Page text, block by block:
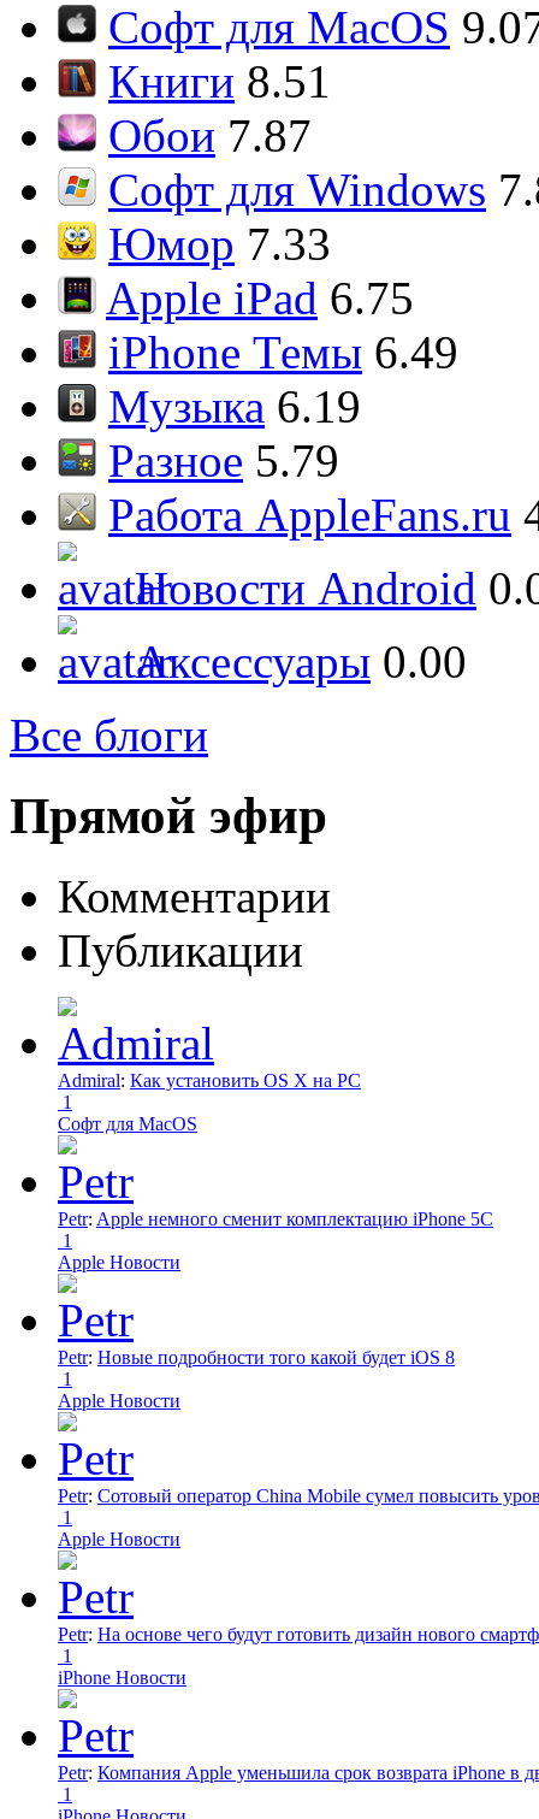
Софт для MacOS
Книги 8.51
Обои 7.87
Софт для Windows
Юмор 7.33
Apple iPad 6.75
iPhone Темы 6.49
Музыка 6.19
Разное 5.79
Работа AppleFans.ru
Новости Android
Аксессуары 0.00
Все блоги
Прямой эфир
Комментарии
Публикации
Admiral: Как установить OS X на PC
1
Софт для MacOS
Petr: Apple немного сменит комплектацию iPhone 5C
1
Apple Новости
Petr: Новые подробности того какой будет iOS 8
1
Apple Новости
Petr: Сотовый оператор China Mobile сумел повысить
1
Apple Новости
Petr: На основе чего будут готовить дизайн нового
1
iPhone Новости
Petr: Компания Apple уменьшила срок возврата iPhone в
1